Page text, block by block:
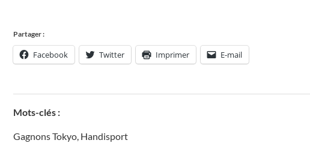
Partager :
Facebook Twitter Imprimer E-mail
Mots-clés :
Gagnons Tokyo, Handisport